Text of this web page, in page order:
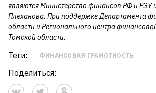
являются Министерство финансов РФ и РЭУ
Плеханова. При поддержке Департамента
области и Регионального центра
Томской области.
Теги: ФИНАНСОВАЯ ГРАМОТНОСТЬ
Поделиться: